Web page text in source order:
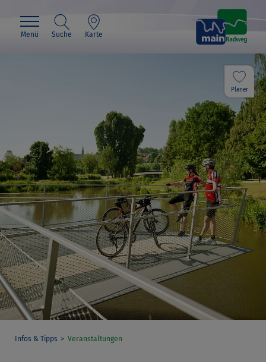
Menü Suche Karte
Planer
Infos & Tipps Veranstaltungen